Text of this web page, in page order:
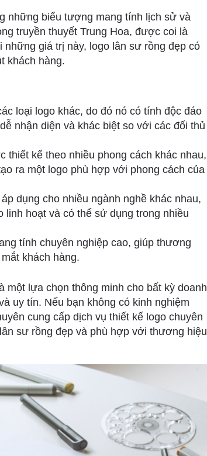
những biểu tượng mang tính lịch sử và
truyền thuyết Trung Hoa, được coi là
giá trị này, logo lân sư rồng đẹp có
khách hàng.
loại logo khác, do đó nó có tính độc đáo
nhận diện và khác biệt so với các đối thủ
kế theo nhiều phong cách khác nhau,
ra một logo phù hợp với phong cách của
dụng cho nhiều ngành nghề khác nhau,
hoạt và có thể sử dụng trong nhiều
tính chuyên nghiệp cao, giúp thương
khách hàng.
lựa chọn thông minh cho bất kỳ doanh
uy tín. Nếu bạn không có kinh nghiệm
cung cấp dịch vụ thiết kế logo chuyên
sư rồng đẹp và phù hợp với thương hiệu